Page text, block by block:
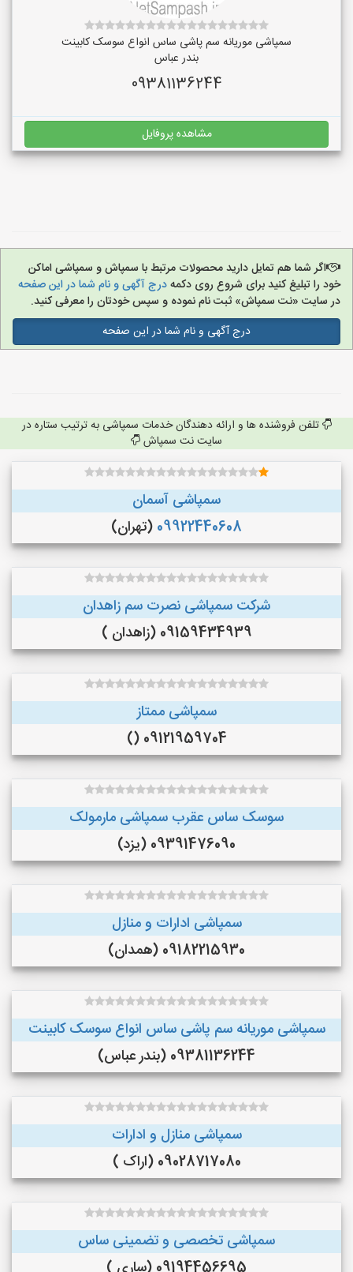
سمپاشی موریانه سم پاشی ساس انواع سوسک کابینت
بندر عباس
09381136244
مشاهده پروفایل
اگر شما هم تمایل دارید محصولات مرتبط با سمپاش و سمپاشی اماکن
خود را تبلیغ کنید برای شروع روی دکمهدرج آگهی و نام شما در این صفحه
در سایت «نت سمپاش» ثبت نام نموده و سپس خودتان را معرفی کنید.
درج آگهی و نام شما در این صفحه
تلفن فروشنده ها و ارائه دهندگان خدمات سمپاشی به ترتیب ستاره در
سایت نت سمپاش
سمپاشی آسمان
09922440608 (تهران)
شرکت سمپاشی نصرت سم زاهدان
09159434939 (زاهدان )
سمپاشی ممتاز
09121959704 ()
سوسک ساس عقرب سمپاشی مارمولک
09391476090 (یزد)
سمپاشی ادارات و منازل
09182215930 (همدان)
سمپاشی موریانه سم پاشی ساس انواع سوسک کابینت
09381136244 (بندر عباس)
سمپاشی منازل و ادارات
09028717080 (اراک )
سمپاشی تخصصی و تضمینی ساس